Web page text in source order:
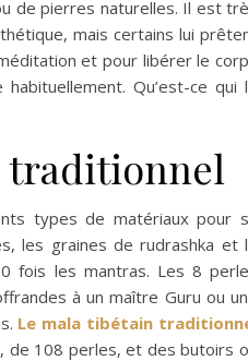
de pierres naturelles. Il est
mais certains lui
et pour libérer le
Qu’est-ce qui
traditionnel
types de matériaux pour
les graines de rudrashka et
fois les mantras. Les 8
à un maître Guru ou
Le mala tibétain
de 108 perles, et des butoirs